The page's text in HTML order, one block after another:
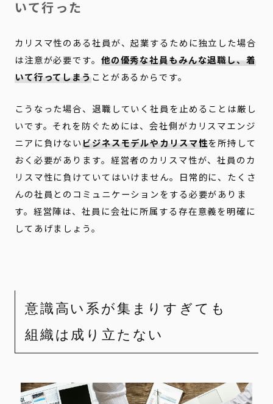
いて行った
カリスマ性のある社員が、起業するために独立した場合
は注意が必要です。 他の優秀な社員もみんな退職し、着
いて行ってしまうことがあるからです。
こうなった場合、退職していく社員を止めることは厳し
いです。それを防ぐためには、会社側がカリスマエンジ
ニアに負けないビジネスモデルやカリスマ性を所持して
おく必要があります。経営者のカリスマ性が、社員のカ
リスマ性に負けていてはいけません。日常的に、たくさ
んの社員とのコミュニケーションをする必要がありま
す。経営陣は、社員に会社に所属する存在意義を明確に
してあげましょう。
意識高い系が集まりすぎても
組織は成り立たない